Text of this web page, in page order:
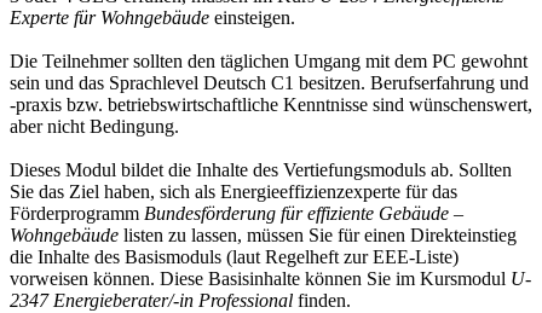
Experte für Wohngebäude einsteigen.
Die Teilnehmer sollten den täglichen Umgang mit dem PC gewohnt
sein und das Sprachlevel Deutsch C1 besitzen. Berufserfahrung und
-praxis bzw. betriebswirtschaftliche Kenntnisse sind wünschenswert,
aber nicht Bedingung.
Dieses Modul bildet die Inhalte des Vertiefungsmoduls ab. Sollten
Sie das Ziel haben, sich als Energieeffizienzexperte für das
Förderprogramm Bundesförderung für effiziente Gebäude –
Wohngebäude listen zu lassen, müssen Sie für einen Direkteinstieg
die Inhalte des Basismoduls (laut Regelheft zur EEE-Liste)
vorweisen können. Diese Basisinhalte können Sie im Kursmodul U-
2347 Energieberater/-in Professional finden.